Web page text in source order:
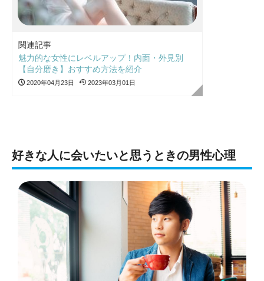
関連記事
魅力的な女性にレベルアップ！内面・外見別
【自分磨き】おすすめ方法を紹介
2020年04月23日 2023年03月01日
好きな人に会いたいと思うときの男性心理